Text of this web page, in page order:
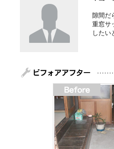
隙間だ
重窓サ
したい